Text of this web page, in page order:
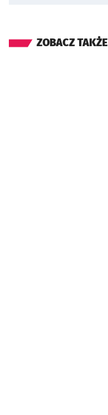
ZOBACZ TAKŻE